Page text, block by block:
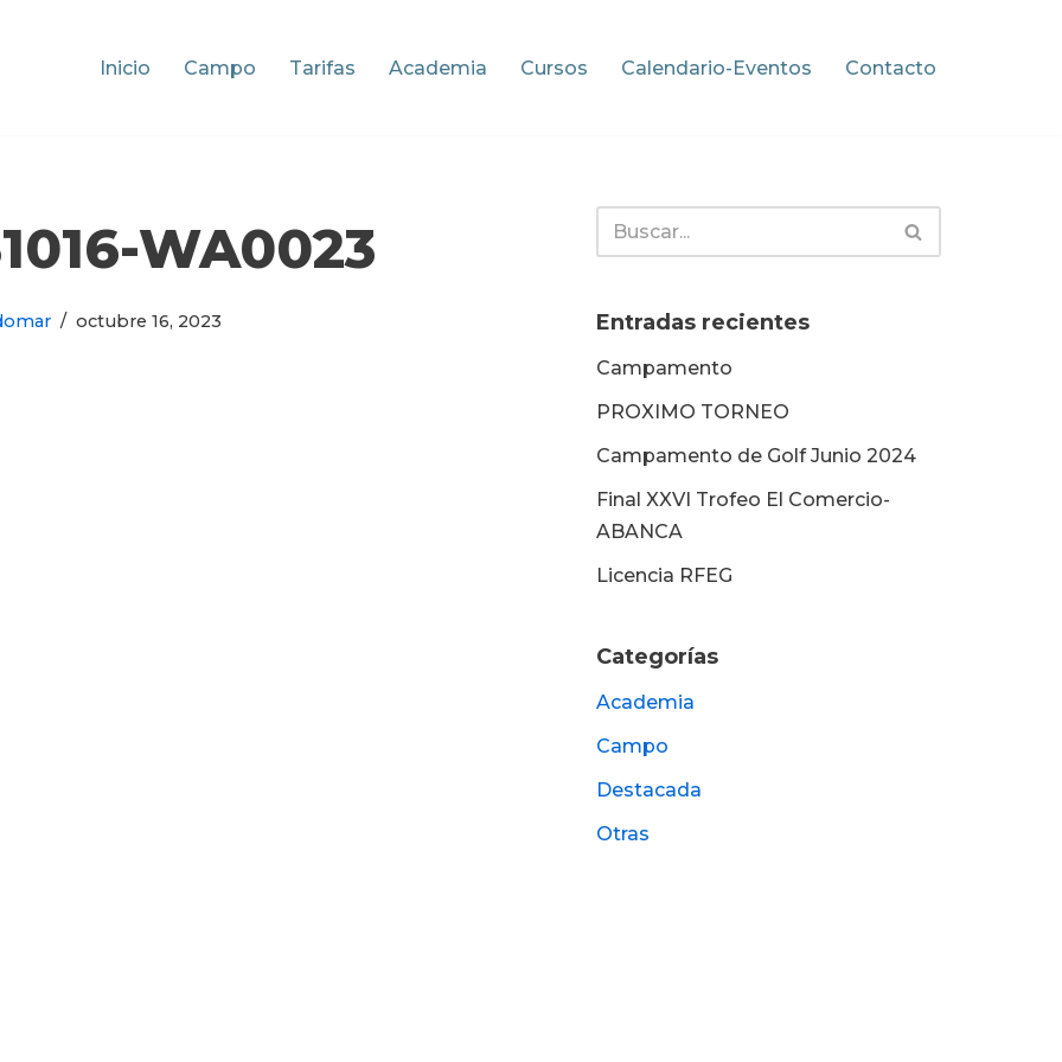
Inicio Campo Tarifas Academia Cursos Calendario-Eventos Contacto
WA0023
octubre 16, 2023 Entradas recientes
Campamento
PROXIMO TORNEO
Campamento de Golf Junio 2024
Final XXVI Trofeo El Comercio-
ABANCA
Licencia RFEG
Categorías
Academia
Campo
Destacada
Otras